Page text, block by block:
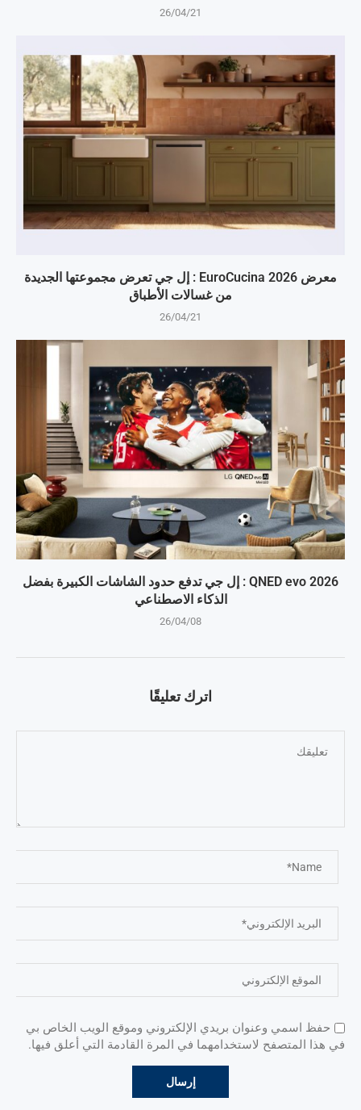
26/04/21
معرض EuroCucina 2026 : إل جي تعرض مجموعتها الجديدة
من غسالات الأطباق
26/04/21
QNED evo 2026 : إل جي تدفع حدود الشاشات الكبيرة بفضل
الذكاء الاصطناعي
26/04/08
اترك تعليقًا
حفظ اسمي وعنوان بريدي الإلكتروني وموقع الويب الخاص بي
في هذا المتصفح لاستخدامهما في المرة القادمة التي أعلق فيها.